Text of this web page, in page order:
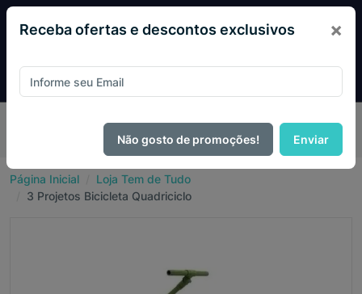
PIX e ganhe 14% OFF em todo o site no mês
de Agosto.
Página Inicial
Loja Tem de Tudo
3 Projetos Bicicleta Quadriciclo
Receba ofertas e descontos exclusivos ×
Não gosto de promoções! Enviar